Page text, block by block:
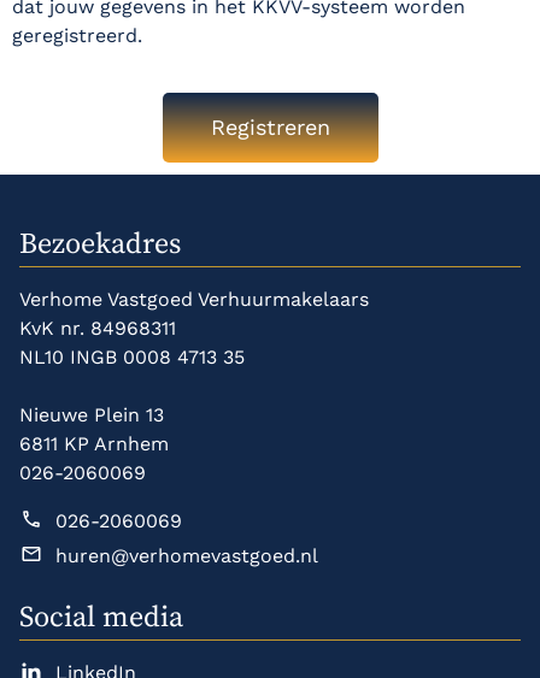
dat jouw gegevens in het KKVV-systeem worden
geregistreerd.
Registreren
Bezoekadres
Verhome Vastgoed Verhuurmakelaars
KvK nr. 84968311
NL10 INGB 0008 4713 35
Nieuwe Plein 13
6811 KP Arnhem
026-2060069
026-2060069
huren@verhomevastgoed.nl
Social media
LinkedIn